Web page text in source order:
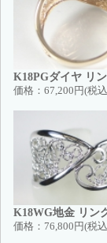
K18PGダイヤ リ
価格： 67,200円(税
K18WG地金 リン
価格： 76,800円(税